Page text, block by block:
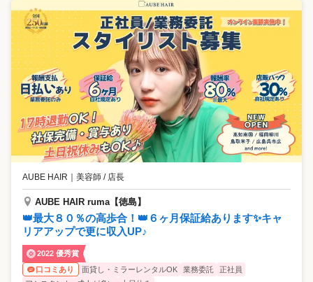
AUBE HAIR 美容師 / 店長
AUBE HAIR ruma【徳島】
👑最大８０％の高歩合！👑６ヶ月保証給あります✨キャ
リアアップで更に収入UP♪
2022 優秀賞
口コミあり
面貸し・ミラーレンタルOK 業務委託
正社員